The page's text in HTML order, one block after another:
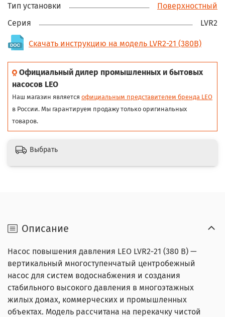
Тип установки
Поверхностный
Серия
LVR2
Скачать инструкцию на модель LVR2-21 (380В)
Официальный дилер промышленных и бытовых
насосов LEO
Наш магазин является официальным представителем бренда LEO
в России. Мы гарантируем продажу только оригинальных
товаров.
Выбрать
Описание
Насос повышения давления LEO LVR2‑21 (380 В) —
вертикальный многоступенчатый центробежный
насос для систем водоснабжения и создания
стабильного высокого давления в многоэтажных
жилых домах, коммерческих и промышленных
объектах. Модель рассчитана на перекачку чистой